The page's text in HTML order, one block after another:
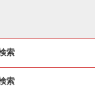
索
索